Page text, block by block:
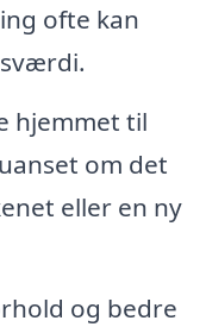
ofte kan
hjemmet til
om det
eller en ny
og bedre